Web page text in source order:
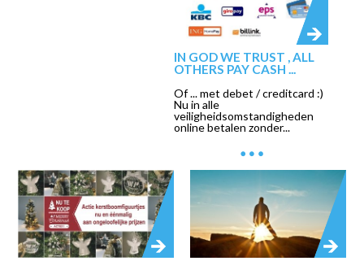
IN GOD WE TRUST , ALL
OTHERS PAY CASH ...
Of ... met debet / creditcard :)
Nu in alle
veiligheidsomstandigheden
online betalen zonder...